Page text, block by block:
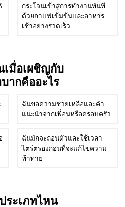
กระโจนเข้าสู่การทำงานทันที
ด้วยกาแฟเข้มข้นและอาหาร
เช้าอย่างรวดเร็ว
มื่อเผชิญกับ
ากคืออะไร
ฉันขอความช่วยเหลือและคำ
แนะนำจากเพื่อนหรือครอบครัว
ฉันมักจะถอนตัวและใช้เวลา
ไตร่ตรองก่อนที่จะแก้ไขความ
ท้าทาย
ะเภทไหน